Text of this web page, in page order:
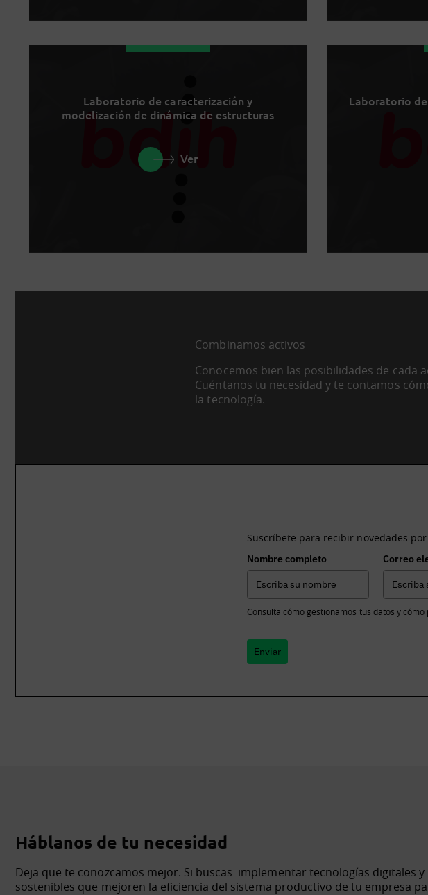
Laboratorio de caracterización y
modelización de dinámica de estructuras
Ver
Laboratorio
Combinamos activos
Conocemos bien las posibilidades de cada
Cuéntanos tu necesidad y te contamos
la tecnología.
Suscríbete para recibir novedades
Nombre completo Correo
Consulta cómo gestionamos tus datos y
Enviar
Háblanos de tu necesidad
Deja que te conozcamos mejor. Si buscas implementar tecnologías digitales y
sostenibles que mejoren la eficiencia del sistema productivo de tu empresa